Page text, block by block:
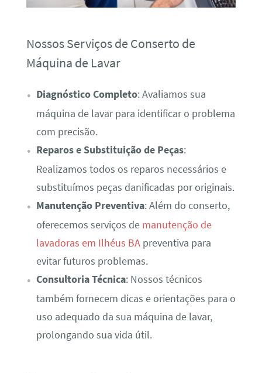
Nossos Serviços de Conserto de
Máquina de Lavar
Diagnóstico Completo: Avaliamos sua
máquina de lavar para identificar o problema
com precisão.
Reparos e Substituição de Peças:
Realizamos todos os reparos necessários e
substituímos peças danificadas por originais.
Manutenção Preventiva: Além do conserto,
oferecemos serviços de manutenção de
lavadoras em Ilhéus BApreventiva para
evitar futuros problemas.
Consultoria Técnica: Nossos técnicos
também fornecem dicas e orientações para o
uso adequado da sua máquina de lavar,
prolongando sua vida útil.